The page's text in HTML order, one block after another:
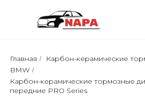
Главная / Карбон-керамические
BMW /
Карбон-керамические тормозные
передние PRO Series